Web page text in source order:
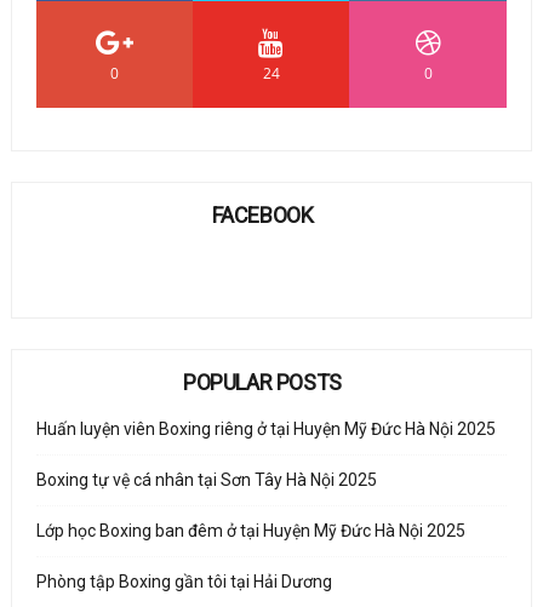
0 24 0
FACEBOOK
POPULAR POSTS
Huấn luyện viên Boxing riêng ở tại Huyện Mỹ Đức Hà Nội 2025
Boxing tự vệ cá nhân tại Sơn Tây Hà Nội 2025
Lớp học Boxing ban đêm ở tại Huyện Mỹ Đức Hà Nội 2025
Phòng tập Boxing gần tôi tại Hải Dương